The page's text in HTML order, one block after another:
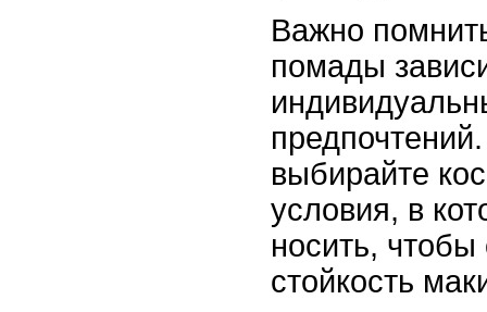
Важно
помады
выбирайте
условия, в
носить, чтобы
стойкость